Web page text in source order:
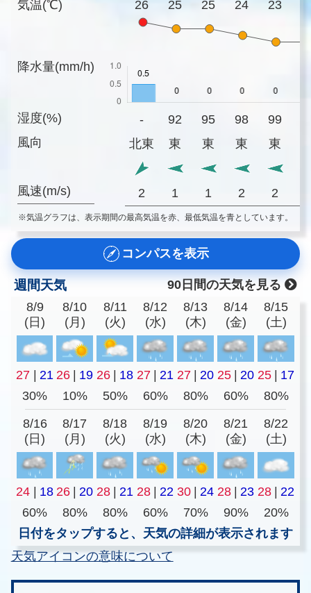
気温(℃)
降水量(mm/h)
湿度(%)
風向
風速(m/s)
26 25 25 24 23
- 92 95 98 99
北東
東 東 東 東
2 1 1 2 2
※気温グラフは、表示期間の最高気温を赤、最低気温を青としています。
コンパスを表示
週間天気
90日間の天気を見る
8/9
(日)
8/10
(月)
8/11
(火)
8/12
(水)
8/13
(木)
8/14
(金)
8/15
(土)
27 | 21 26 | 19 26 | 18 27 | 21 27 | 20 25 | 20 25 | 17
30%
10% 50% 60% 80% 60% 80%
8/16
(日)
8/17
(月)
8/18
(火)
8/19
(水)
8/20
(木)
8/21
(金)
8/22
(土)
24 | 18 26 | 20 28 | 21 28 | 22 30 | 24 28 | 23 28 | 22
60%
80% 80% 60% 70% 90%
20%
日付をタップすると、天気の詳細が表示されます
天気アイコンの意味について